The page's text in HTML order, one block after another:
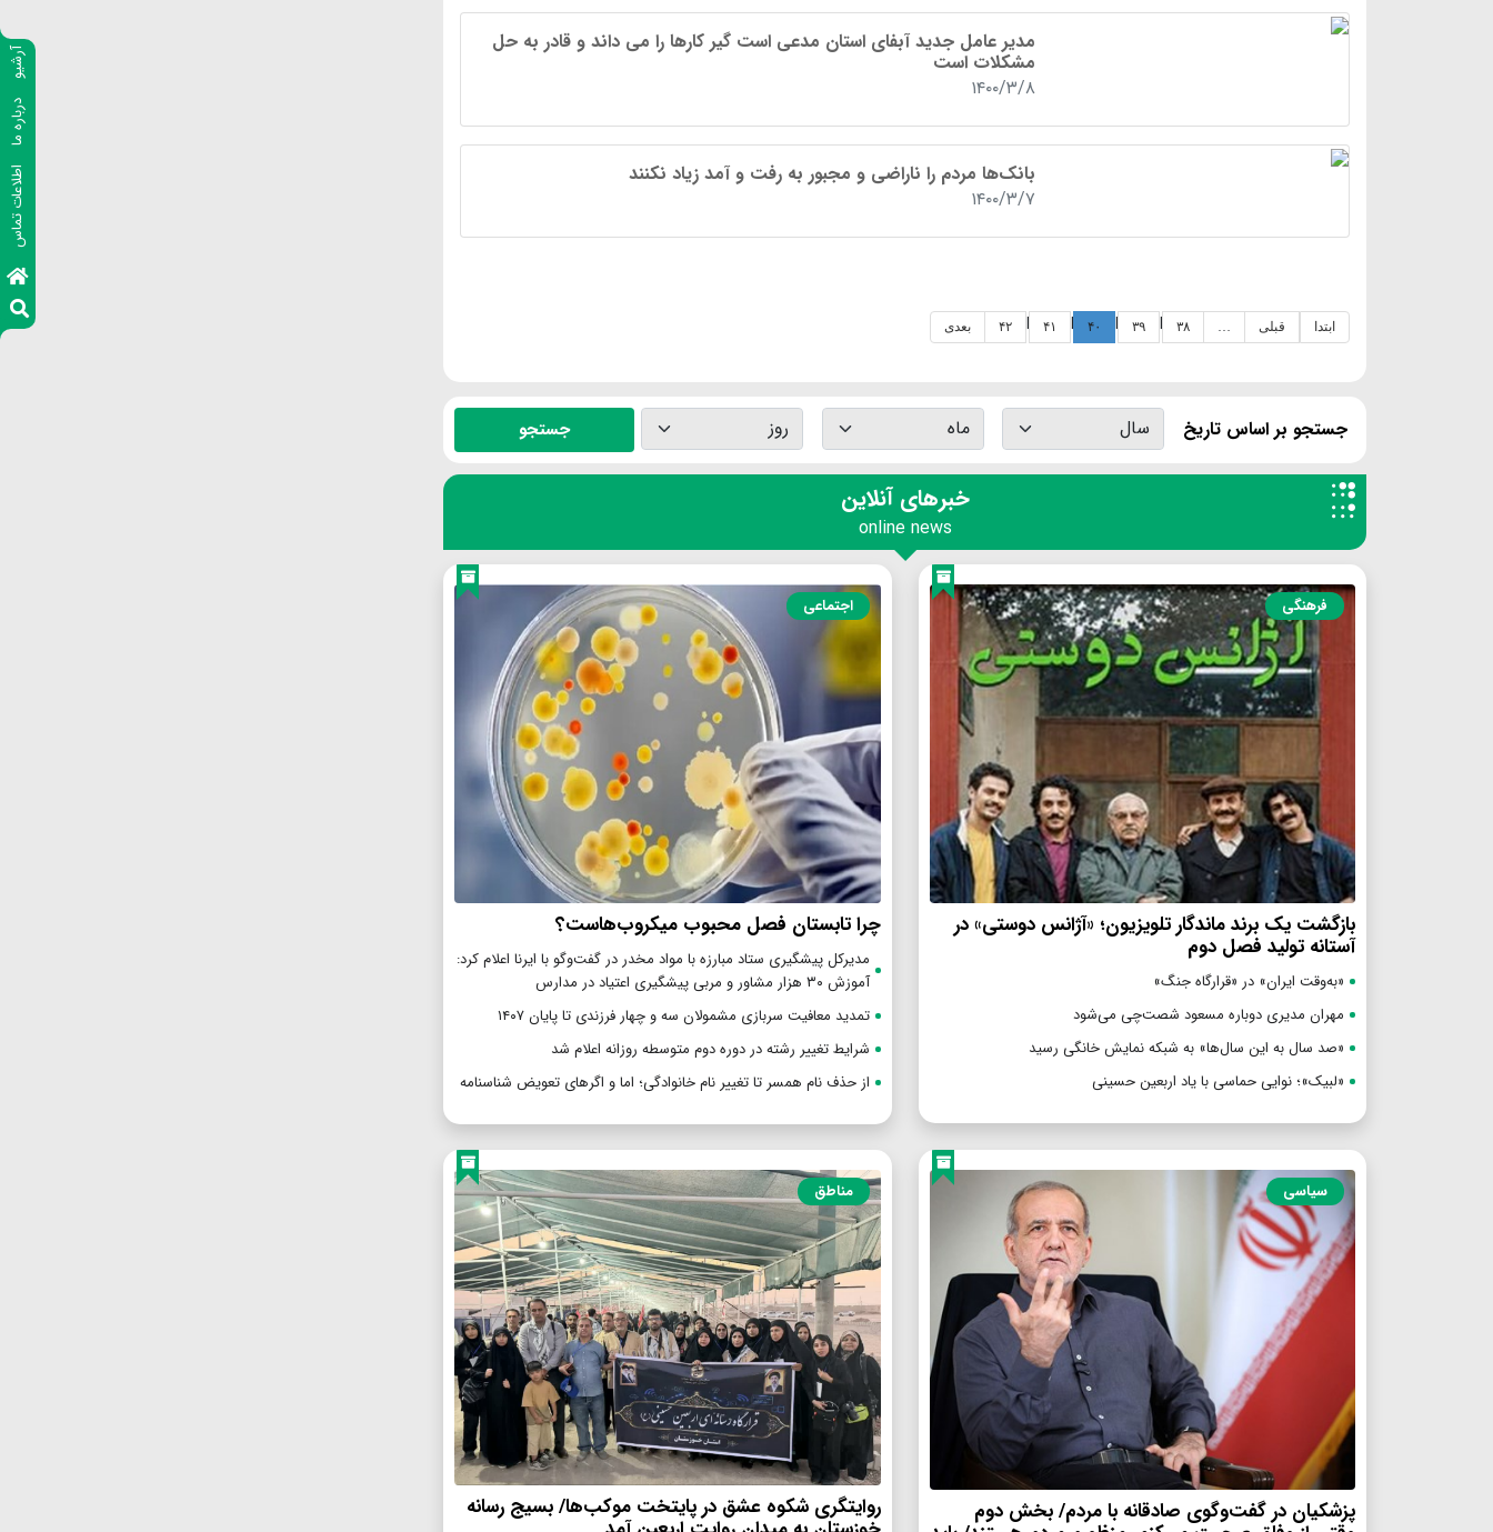
آرشیو
درباره ما
اطلاعات تماس
مدیر عامل جدید آبفای استان مدعی است گیر کارها را می داند و قادر به حل
مشکلات است
۱۴۰۰/۳/۸
بانک‌ها مردم را ناراضی و مجبور به رفت و آمد زیاد نکنند
۱۴۰۰/۳/۷
ابتدا قبلی … ۳۸ | ۳۹ | ۴۰ | ۴۱ | ۴۲ بعدی
جستجو بر اساس تاریخ جستجو
خبرهای آنلاین
online news
فرهنگی
بازگشت یک برند ماندگار تلویزیون؛ «آژانس دوستی» در
آستانه تولید فصل دوم
«به‌وقت ایران» در «قرارگاه جنگ»
مهران مدیری دوباره مسعود شصت‌چی می‌شود
«صد سال به این سال‌ها» به شبکه نمایش خانگی رسید
«لبیک»؛ نوایی حماسی با یاد اربعین حسینی
اجتماعی
چرا تابستان فصل محبوب میکروب‌هاست؟
مدیرکل پیشگیری ستاد مبارزه با مواد مخدر در گفت‌وگو با ایرنا اعلام کرد:
آموزش ۳۰ هزار مشاور و مربی پیشگیری اعتیاد در مدارس
تمدید معافیت سربازی مشمولان سه و چهار فرزندی تا پایان ۱۴۰۷
شرایط تغییر رشته در دوره دوم متوسطه روزانه اعلام شد
از حذف نام همسر تا تغییر نام خانوادگی؛ اما و اگرهای تعویض شناسنامه
سیاسی
پزشکیان در گفت‌وگوی صادقانه با مردم/ بخش دوم
مناطق
روایتگری شکوه عشق در پایتخت موکب‌ها/ بسیج رسانه